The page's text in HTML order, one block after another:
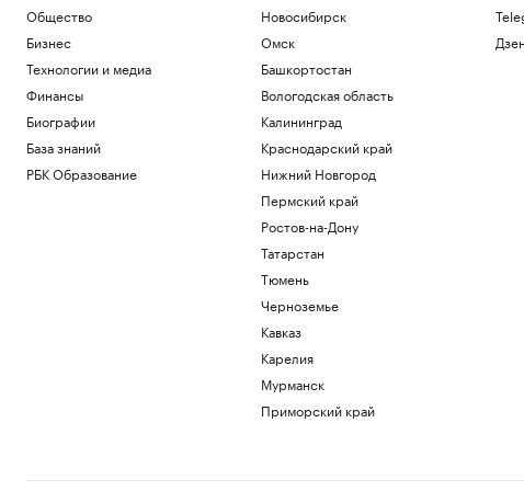
Общество
Бизнес
Технологии и медиа
Финансы
Биографии
База знаний
РБК Образование
Новосибирск
Омск
Башкортостан
Вологодская область
Калининград
Краснодарский край
Нижний Новгород
Пермский край
Ростов-на-Дону
Татарстан
Тюмень
Черноземье
Кавказ
Карелия
Мурманск
Приморский край
Дзен